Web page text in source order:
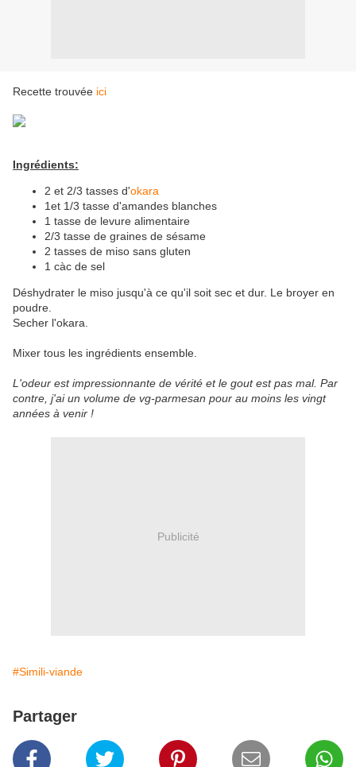
Recette trouvée ici
Ingrédients:
2 et 2/3 tasses d'okara
1et 1/3 tasse d'amandes blanches
1 tasse de levure alimentaire
2/3 tasse de graines de sésame
2 tasses de miso sans gluten
1 càc de sel
Déshydrater le miso jusqu'à ce qu'il soit sec et dur. Le broyer en
poudre.
Secher l'okara.
Mixer tous les ingrédients ensemble.
L'odeur est impressionnante de vérité et le gout est pas mal. Par
contre, j'ai un volume de vg-parmesan pour au moins les vingt
années à venir !
Publicité
#Simili-viande
Partager